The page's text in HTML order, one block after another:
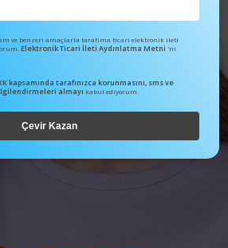
ve benzeri amaçlarla tarafıma ticari elektronik ileti
Elektronik Ticari İleti Aydınlatma Metni 'ni
kapsamında tarafınızca korunmasını, sms ve
almayı kabul ediyorum.
Çevir Kazan